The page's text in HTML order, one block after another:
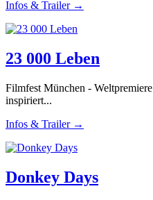
Infos & Trailer →
23 000 Leben
Filmfest München -
inspiriert...
Infos & Trailer →
Donkey Days